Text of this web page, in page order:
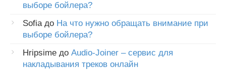
выборе бойлера?
Sofiaдо На что нужно обращать внимание при
выборе бойлера?
Hripsime до Audio-Joiner – сервис для
накладывания треков онлайн